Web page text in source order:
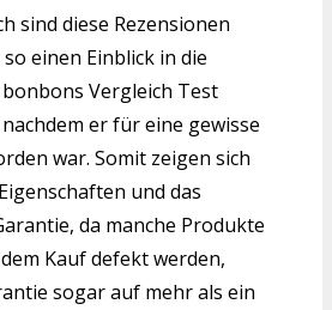
sind diese Rezensionen
einen Einblick in die
Vergleich Test
er für eine gewisse
war. Somit zeigen sich
und das
da manche Produkte
Kauf defekt werden,
sogar auf mehr als ein